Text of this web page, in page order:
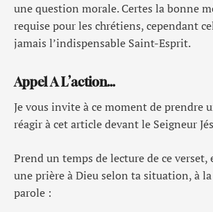
une question morale. Certes la bonne
requise pour les chrétiens, cependant
jamais l’indispensable Saint-Esprit.
Appel A L’action…
Je vous invite à ce moment de prendre
réagir à cet article devant le Seigneur
Prend un temps de lecture de ce
une prière à Dieu selon ta situation, à
parole :